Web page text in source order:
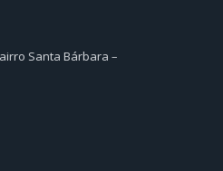
Santa Bárbara –